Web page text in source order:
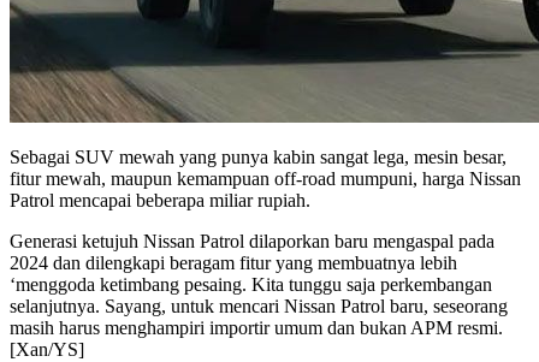
Sebagai SUV mewah yang punya kabin sangat lega, mesin besar,
fitur mewah, maupun kemampuan off-road mumpuni, harga Nissan
Patrol mencapai beberapa miliar rupiah.
Generasi ketujuh Nissan Patrol dilaporkan baru mengaspal pada
2024 dan dilengkapi beragam fitur yang membuatnya lebih
‘menggoda ketimbang pesaing. Kita tunggu saja perkembangan
selanjutnya. Sayang, untuk mencari Nissan Patrol baru, seseorang
masih harus menghampiri importir umum dan bukan APM resmi.
[Xan/YS]